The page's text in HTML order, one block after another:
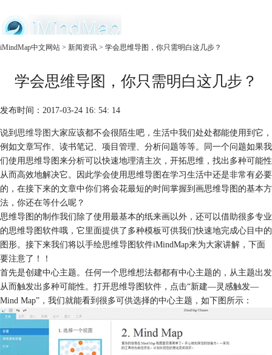
产品
服务
iMindMap中文网站 > 新闻资讯 > 学会思维导图，你只需明白这几步？
学会思维导图，你只需明白这几步？
发布时间：2017-03-24 16: 54: 14
说到 思维导图大家应该都不会很陌生吧，生活中我们处处都能使用到它，
例如文章写作、读书笔记、项目管理、分析问题等等。同一个问题如果我
们使用思维导图来分析可以快速地理清主次，开拓思维，找出多种可能性
从而高效地解决它。因此学会使用思维导图在学习生活中还是非常有必要
的，在接下来的文章中你们将会花最短的时间掌握到画思维导图的基本方
法，你还在等什么呢？
思维导图的制作我们除了使用最基本的纸来画以外，还可以借助很多专业
的思维导图软件哦，它里面提供了多种模板可供我们快速地完成心目中的
图形。接下来我们将以手绘思维导图软件iMindMap来为大家讲解，下面
要注意了！！
首先是创建中心主题。任何一个思维想法都都有中心主题的，从主题出发
从而触发出多种可能性。打开思维导图软件，点击“新建—灵感触发—
Mind Map”，我们就能看到很多可供选择的中心主题，如下图所示：